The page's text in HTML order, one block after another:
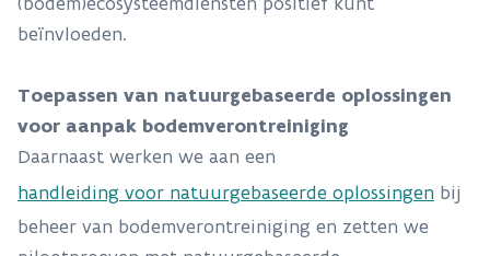
beïnvloeden.
Toepassen van natuurgebaseerde oplossingen
voor aanpak bodemverontreiniging
Daarnaast werken we aan een
handleiding voor natuurgebaseerde oplossingen bij
beheer van bodemverontreiniging en zetten we